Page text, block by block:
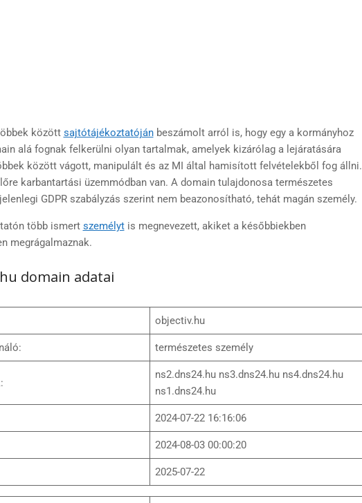
között sajtótájékoztatójánbeszámolt arról is, hogy egy a kormányhoz
alá fognak felkerülni olyan tartalmak, amelyek kizárólag a lejáratására
között vágott, manipulált és az MI által hamisított felvételekből fog állni.
karbantartási üzemmódban van. A domain tulajdonosa természetes
GDPR szabályzás szerint nem beazonosítható, tehát magán személy.
több ismert személytis megnevezett, akiket a későbbiekben
megrágalmaznak.
domain adatai
objectiv.hu
természetes személy
ns2.dns24.hu ns3.dns24.hu ns4.dns24.hu
ns1.dns24.hu
2024-07-22 16:16:06
2024-08-03 00:00:20
2025-07-22